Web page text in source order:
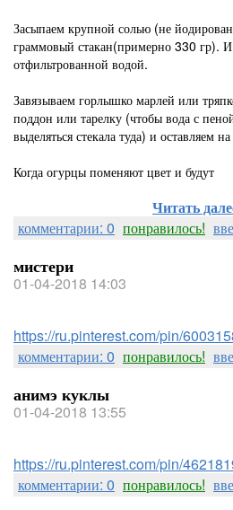
Засыпаем крупной солью (не
граммовый стакан(примерно 330 гр). И
отфильтрованной водой.
Завязываем горлышко марлей или
поддон или тарелку (чтобы вода с
выделяться стекала туда) и оставляем
Когда огурцы поменяют цвет и будут
Читать
комментарии: 0 понравилось!
мистери
01-04-2018 14:03
https://ru.pinterest.com/pin/
комментарии: 0 понравилось!
анимэ куклы
01-04-2018 13:55
https://ru.pinterest.com/pin/
комментарии: 0 понравилось!